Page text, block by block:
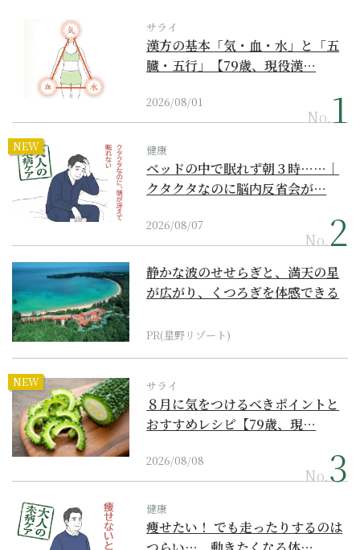
サライ
漢方の基本「気・血・水」と「五
臓・五行」【79歳、現役漢…
2026/08/01
No.
NEW 健康
ベッドの中で眠れず朝３時……｜
クタクタなのに脳内反省会が…
2026/08/07
No.
静かな波のせせらぎと、満天の星
が広がり、くつろぎを体感できる
PR(星野リゾート)
NEW サライ
８月に気をつけるべきポイントと
おすすめレシピ【79歳、現…
2026/08/08
No.
健康
痩せたい！ でも走ったりするのは